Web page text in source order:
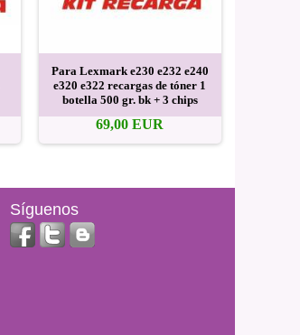
Para Lexmark e230 e232 e240
e320 e322 recargas de tóner 1
botella 500 gr. bk + 3 chips
69,00 EUR
Síguenos